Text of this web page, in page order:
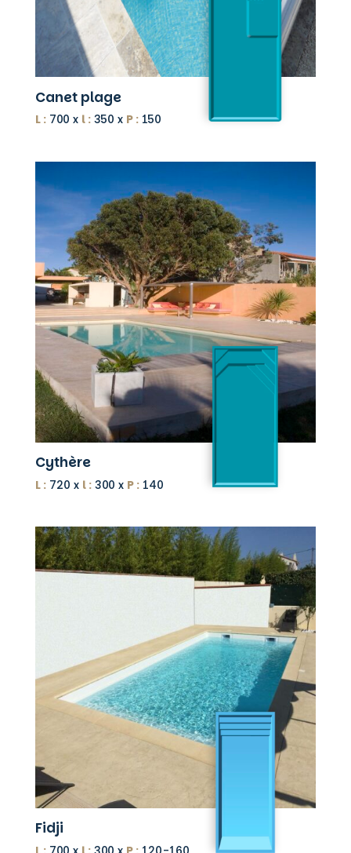
Canet plage
L :700 x l :350 x P :150
Cythère
L :720 x l :300 x P :140
Fidji